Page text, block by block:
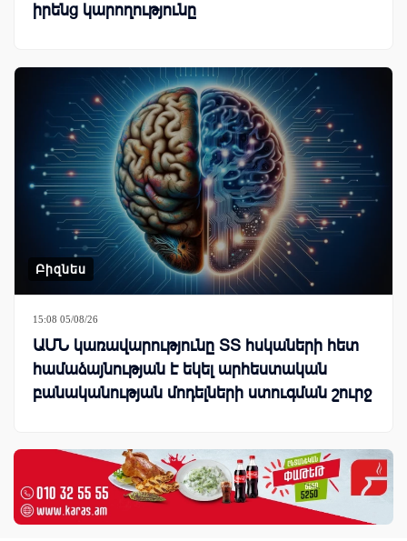
իրենց կարողությունը
Բիզնես
15:08 05/08/26
ԱՄՆ կառավարությունը ՏՏ հսկաների հետ
համաձայնության է եկել արհեստական
բանականության մոդելների ստուգման շուրջ